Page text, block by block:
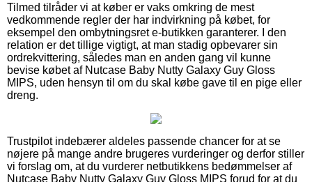
Tilmed tilråder vi at køber er vaks omkring de mest
vedkommende regler der har indvirkning på købet, for
eksempel den ombytningsret e-butikken garanterer. I den
relation er det tillige vigtigt, at man stadig opbevarer sin
ordrekvittering, således man en anden gang vil kunne
bevise købet af Nutcase Baby Nutty Galaxy Guy Gloss
MIPS, uden hensyn til om du skal købe gave til en pige eller
dreng.
Trustpilot indebærer aldeles passende chancer for at se
nøjere på mange andre brugeres vurderinger og derfor stiller
vi forslag om, at du vurderer netbutikkens bedømmelser af
Nutcase Baby Nutty Galaxy Guy Gloss MIPS forud for at du